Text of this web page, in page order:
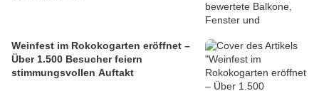
Weinfest im Rokokogarten eröffnet –
Über 1.500 Besucher feiern
stimmungsvollen Auftakt